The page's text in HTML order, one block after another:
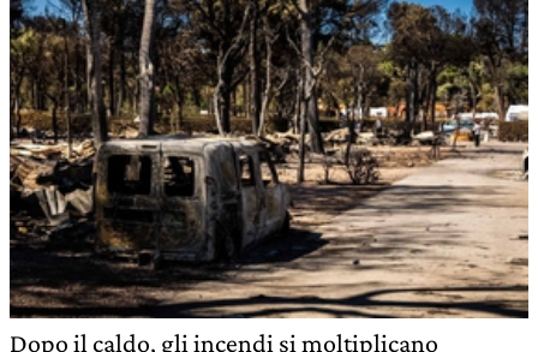
Dopo il caldo, gli incendi si moltiplicano